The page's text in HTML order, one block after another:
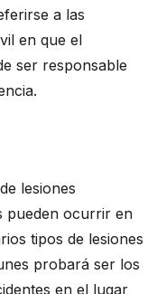
a las
en que el
ser responsable
lesiones
pueden ocurrir en
tipos de lesiones
probará ser los
en el lugar